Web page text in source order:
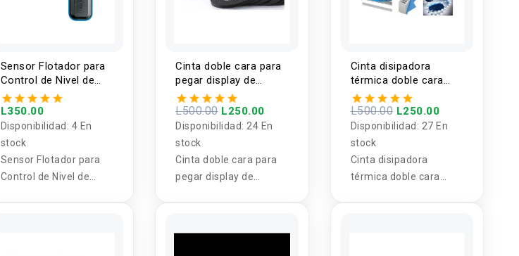
Sensor Flotador para
Control de Nivel de
Liquidos 3M FOSET
L350.00
Disponibilidad: 4 En
stock
Sensor Flotador para
Control de Nivel de
Cinta doble cara para
pegar display de
pantallas de TV 10m
L500.00 L250.00
Disponibilidad: 24 En
stock
Cinta doble cara para
pegar display de
Cinta disipadora
térmica doble cara
25m para tira LED
L500.00 L250.00
Disponibilidad: 27 En
stock
Cinta disipadora
térmica doble cara